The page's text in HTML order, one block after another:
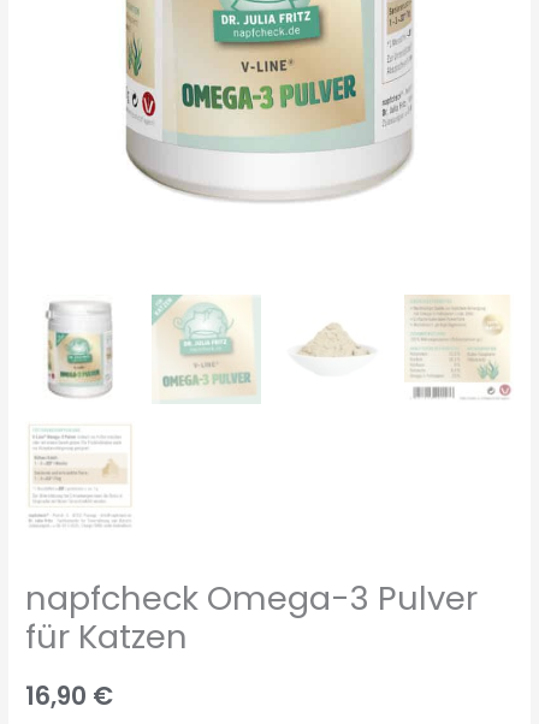
napfcheck Omega-3 Pulver
für Katzen
16,90 €